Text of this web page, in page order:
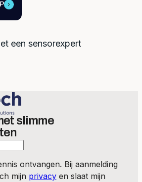
een sensorexpert
slimme
ontvangen. Bij aanmelding
mijn privacy en slaat mijn